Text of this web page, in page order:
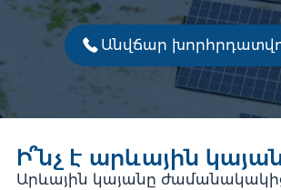
Անվճար
Ի՞նչ է արևային
Արևային կայանը ժամանակակից